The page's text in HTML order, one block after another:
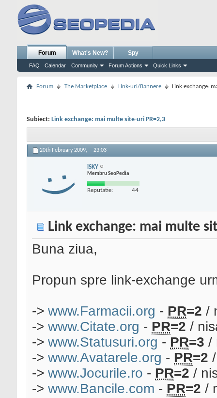
Forum
FAQ Calendar Community Forum Actions Quick Links
What's New? Spy
Forum The Marketplace Link-uri/Bannere Link exchange:
Subiect: Link exchange: mai multe site-uri PR=2,3
20th February 2009, 23:03
iSKY
Membru SeoPedia
Reputatie: 44
Link exchange: mai multe
Buna ziua,
Propun spre link-exchange
-> www.Farmacii.org - PR=2 /
-> www.Citate.org - PR=2 /
-> www.Statusuri.org - PR=3 /
-> www.Avatarele.org - PR=2
-> www.Jocurile.ro - PR=2 /
-> www.Bancile.com - PR=2 /